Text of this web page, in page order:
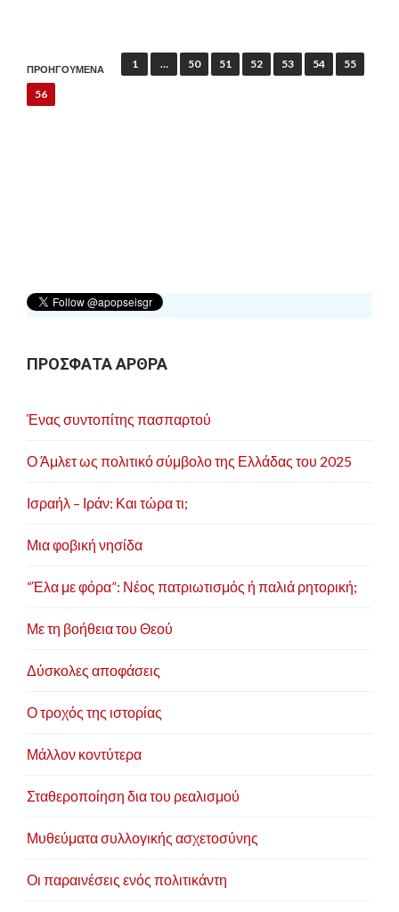
Π
λ
ρ
ρ
ν
ΠΡΟΗΓΟΥΜΕΝΑ 1 … 50 51 52 53 54 55
56
ΠΡΟΣΦΑΤΑ ΑΡΘΡΑ
Ένας συντοπίτης πασπαρτού
Ο Άμλετ ως πολιτικό σύμβολο της Ελλάδας του 2025
Ισραήλ – Ιράν: Και τώρα τι;
Μια φοβική νησίδα
“Έλα με φόρα”: Νέος πατριωτισμός ή παλιά ρητορική;
Με τη βοήθεια του Θεού
Δύσκολες αποφάσεις
Ο τροχός της ιστορίας
Μάλλον κοντύτερα
Σταθεροποίηση δια του ρεαλισμού
Μυθεύματα συλλογικής ασχετοσύνης
Οι παραινέσεις ενός πολιτικάντη